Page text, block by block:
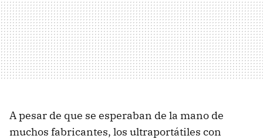
A pesar de que se esperaban de la mano de
muchos fabricantes, los ultraportátiles con